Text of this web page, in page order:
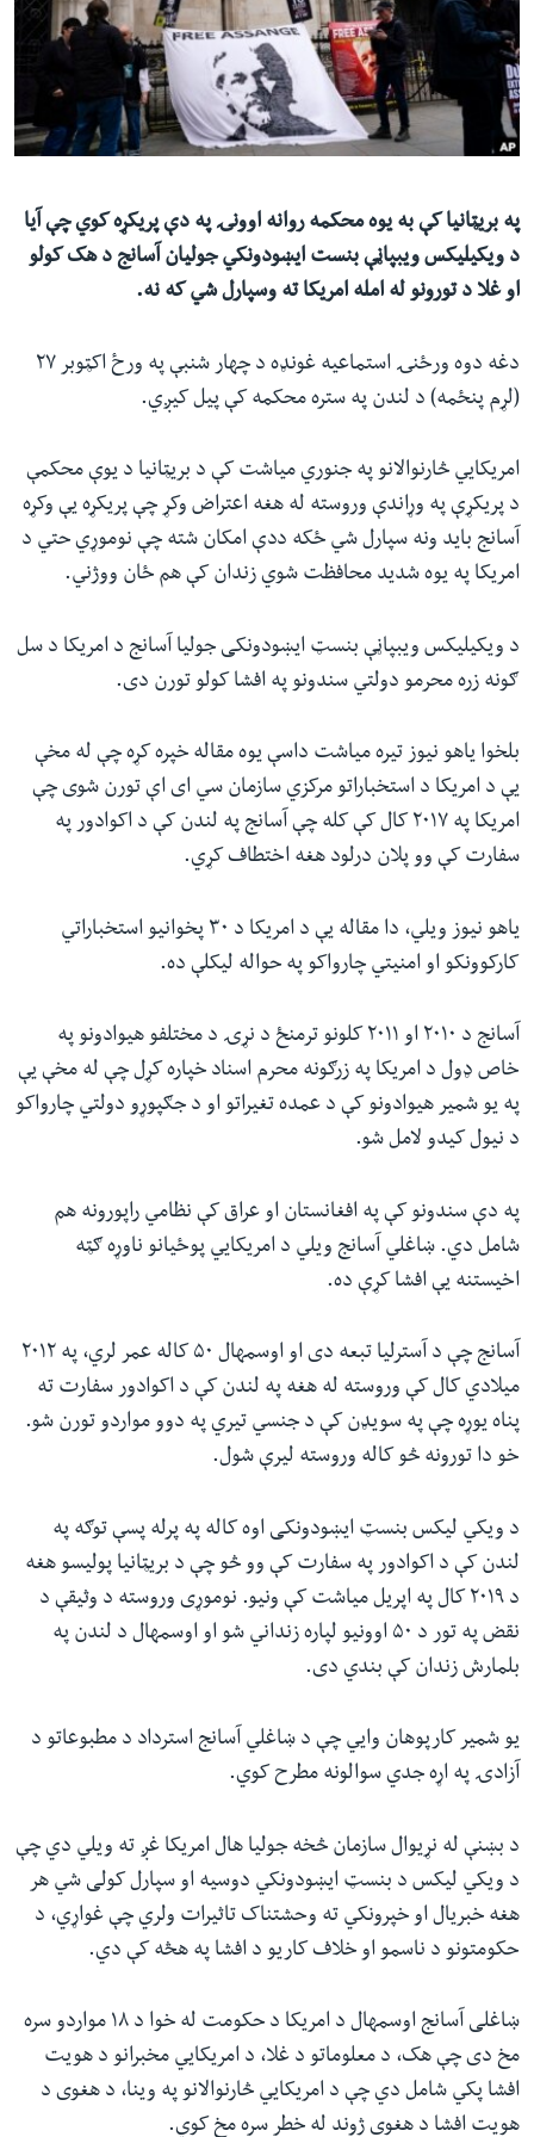
شئ
لټون
ځای
لاړ
له مونږ سره په تماس کې پاتې شئ
ژبې
په بریټانیا کې به یوه محکمه روانه اوونۍ په دې پریکړه کوي چې آیا
د ویکيلیکس ویبپاڼې بنست ایښودونکي جولیان آسانج د هک کولو
او غلا د تورونو له امله امریکا ته وسپارل شي که نه.
دغه دوه ورځنۍ استماعیه غونډه د چهار شنبې په ورځ اکټوبر ۲۷
(لړم پنځمه) د لندن په ستره محکمه کې پیل کیږي.
امریکایي څارنوالانو په جنوري میاشت کې د بریټانیا د یوې محکمې
د پریکړې په وړاندې وروسته له هغه اعتراض وکړ چې پریکړه یې وکړه
آسانج باید ونه سپارل شي ځکه ددې امکان شته چې نوموړي حتي د
امریکا په یوه شدید محافظت شوي زندان کې هم ځان ووژني.
د ویکیلیکس ویبپاڼې بنسټ ایښودونکی جولیا آسانج د امریکا د سل
ګونه زره محرمو دولتي‌ سندونو په افشا کولو تورن دی.
بلخوا یاهو نیوز تیره میاشت داسې یوه مقاله خپره کړه چې له مخې
یې د امریکا د استخباراتو مرکزي سازمان سي ای اې تورن شوی چې
امریکا په ۲۰۱۷ کال کې کله چې آسانج په لندن کې د اکوادور په
سفارت کې وو پلان درلود هغه اختطاف کړي.
یاهو نیوز ویلي، دا مقاله یې د امریکا د ۳۰ پخوانیو استخباراتي
کارکوونکو او امنیتي چارواکو په حواله لیکلې ده.
آسانج د ۲۰۱۰ او ۲۰۱۱ کلونو ترمنځ د نړۍ د مختلفو هیوادونو په
خاص ډول د امریکا په زرګونه محرم اسناد خپاره کړل چې له مخې یې
په یو شمیر هیوادونو کې د عمده تغیراتو او د جګپوړو دولتي چارواکو
د نیول کیدو لامل شو.
په دې سندونو کې په افغانستان او عراق کې نظامي‌ راپورونه هم
شامل دي. ښاغلي‌ آسانج ویلي د امریکایي پوځیانو ناوړه ګټه
اخیستنه یې افشا کړې ده.
آسانج چې د آسترلیا تبعه دی او اوسمهال ۵۰ کاله عمر لري، په ۲۰۱۲
میلادي کال کې وروسته له هغه په لندن کې د اکوادور سفارت ته
پناه یوړه چې په سویډن کې د جنسي تیري په دوو مواردو تورن شو.
خو دا تورونه څو کاله وروسته لیرې شول.
د ویکي لیکس بنسټ ایښودونکی‌ اوه کاله په پرله پسې توګه په
لندن کې د اکوادور په سفارت کې وو څو چې د بریټانیا پولیسو هغه
د ۲۰۱۹ کال په اپریل میاشت کې ونیو. نوموړی وروسته د وثیقې د
نقض په تور د ۵۰ اوونیو لپاره زنداني شو او اوسمهال د لندن په
بلمارش زندان کې بندي دی.
یو شمیر کارپوهان وایي چې د ښاغلي آسانج استرداد د مطبوعاتو د
آزادۍ په اړه جدي سوالونه مطرح کوي.
د بښنې له نړیوال سازمان څخه جولیا هال امریکا غږ ته ویلي دي چې
د ویکي لیکس د بنسټ ایښودونکي‌ دوسیه او سپارل کولی شي هر
هغه خبریال او خپرونکي ته وحشتناک تاثیرات ولري چې غواړي، د
حکومتونو د ناسمو او خلاف کاریو د افشا په هڅه کې دي.
ښاغلی آسانج اوسمهال د امریکا د حکومت له خوا د ۱۸ مواردو سره
مخ دی چې هک، د معلوماتو د غلا، د امریکایي مخبرانو د هویت
افشا پکي شامل دي چې د امریکایي څارنوالانو په وینا، د هغوی د
هویت افشا د هغوی ژوند له خطر سره مخ کوي.